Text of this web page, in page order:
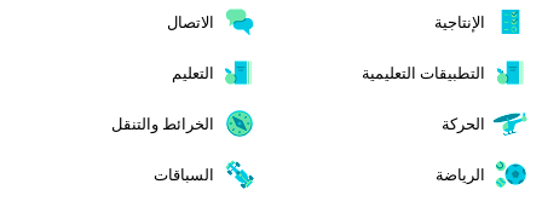
الإنتاجية الاتصال
التطبيقات التعليمية التعليم
الحركة الخرائط والتنقل
الرياضة السباقات